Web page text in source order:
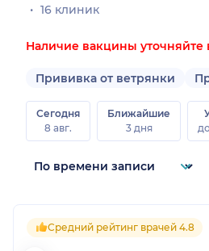
16 клиник
Наличие вакцины уточняйте
Прививка от ветрянки
Сегодня
8 авг.
Ближайшие
3 дня
Средний рейтинг врачей 4.8